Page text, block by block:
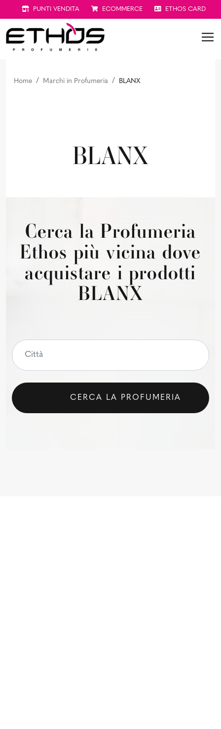
PUNTI VENDITA ECOMMERCE ETHOS CARD
Home Marchi in Profumeria BLANX
BLANX
Cerca la Profumeria
Ethos più vicina dove
acquistare i prodotti
BLANX
CERCA LA PROFUMERIA